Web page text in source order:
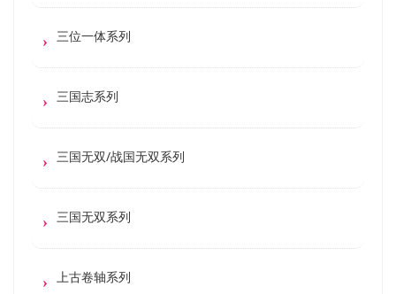
三位一体系列
三国志系列
三国无双/战国无双系列
三国无双系列
上古卷轴系列